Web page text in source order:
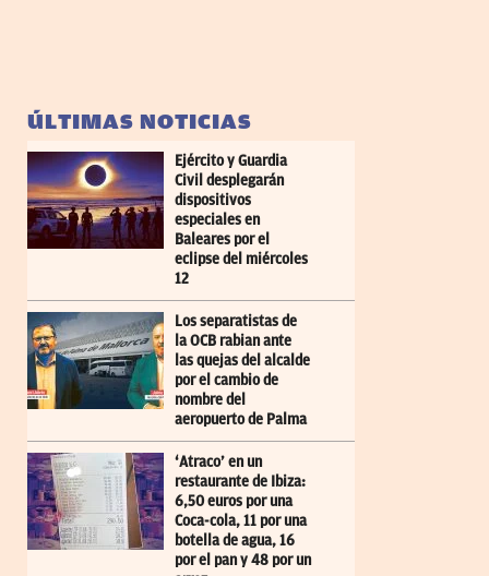
ÚLTIMAS NOTICIAS
Ejército y Guardia
Civil desplegarán
dispositivos
especiales en
Baleares por el
eclipse del miércoles
12
Los separatistas de
la OCB rabian ante
las quejas del alcalde
por el cambio de
nombre del
aeropuerto de Palma
‘Atraco’ en un
restaurante de Ibiza:
6,50 euros por una
Coca-cola, 11 por una
botella de agua, 16
por el pan y 48 por un